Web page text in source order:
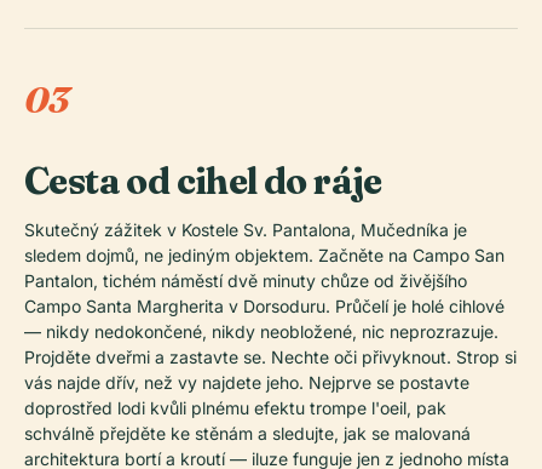
03
Cesta od cihel do ráje
Skutečný zážitek v Kostele Sv. Pantalona, Mučedníka je
sledem dojmů, ne jediným objektem. Začněte na Campo San
Pantalon, tichém náměstí dvě minuty chůze od živějšího
Campo Santa Margherita v Dorsoduru. Průčelí je holé cihlové
— nikdy nedokončené, nikdy neobložené, nic neprozrazuje.
Projděte dveřmi a zastavte se. Nechte oči přivyknout. Strop si
vás najde dřív, než vy najdete jeho. Nejprve se postavte
doprostřed lodi kvůli plnému efektu trompe l'oeil, pak
schválně přejděte ke stěnám a sledujte, jak se malovaná
architektura bortí a kroutí — iluze funguje jen z jednoho místa